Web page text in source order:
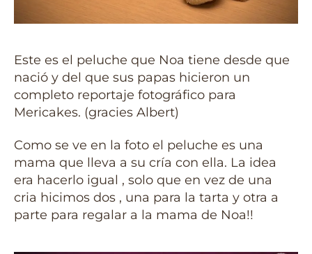
Este es el peluche que Noa tiene desde que
nació y del que sus papas hicieron un
completo reportaje fotográfico para
Mericakes. (gracies Albert)
Como se ve en la foto el peluche es una
mama que lleva a su cría con ella. La idea
era hacerlo igual , solo que en vez de una
cria hicimos dos , una para la tarta y otra a
parte para regalar a la mama de Noa!!